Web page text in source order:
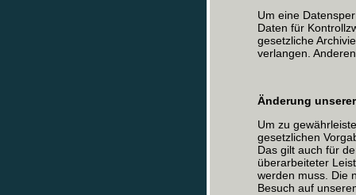
Um eine
Daten für
gesetzliche
verlangen.
Änderung
Um zu
gesetzlichen
Das gilt auch für
überarbeiteter
werden muss. Die
Besuch auf